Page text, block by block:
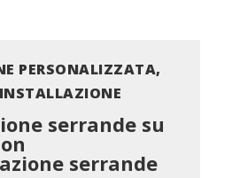
PERSONALIZZATA,
serrande su
serrande